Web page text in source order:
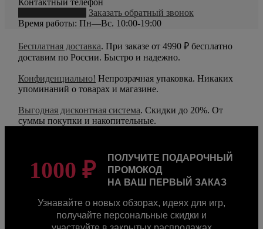
Контактный телефон
Заказать обратный звонок
Время работы: Пн—Вс. 10:00-19:00
Бесплатная доставка. При заказе от 4990 ₽ бесплатно
доставим по России. Быстро и надежно.
Конфиденциально! Непрозрачная упаковка. Никаких
упоминаний о товарах и магазине.
Выгодная дисконтная система. Скидки до 20%. От
суммы покупки и накопительные.
1000 ₽
ПОЛУЧИТЕ ПОДАРОЧНЫЙ
ПРОМОКОД
НА ВАШ ПЕРВЫЙ ЗАКАЗ
Узнавайте о новых обзорах, идеях для игр,
получайте персональные скидки и